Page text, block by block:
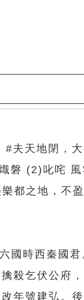
夫天地閉，
磐 (2)叱咤
都之地，不
國時西秦國
殺乞伏公府
年號建弘。